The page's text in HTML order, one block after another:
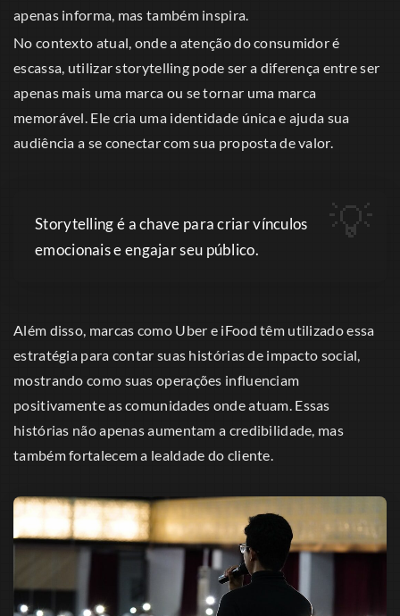
apenas informa, mas também inspira.
No contexto atual, onde a atenção do consumidor é
escassa, utilizar storytelling pode ser a diferença entre ser
apenas mais uma marca ou se tornar uma marca
memorável. Ele cria uma identidade única e ajuda sua
audiência a se conectar com sua proposta de valor.
Storytelling é a chave para criar vínculos
emocionais e engajar seu público.
Além disso, marcas como Uber e iFood têm utilizado essa
estratégia para contar suas histórias de impacto social,
mostrando como suas operações influenciam
positivamente as comunidades onde atuam. Essas
histórias não apenas aumentam a credibilidade, mas
também fortalecem a lealdade do cliente.